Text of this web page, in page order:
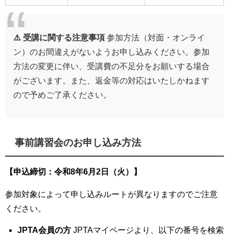
⚠️ 受講に関する注意事項 参加方法（対面・オンライ
ン）のお間違えがないようお申し込みください。参加
方法の変更に伴い、受講費の不足分をお願いする場合
がございます。また、返金等の対応はいたしかねます
ので予めご了承ください。
事前講習会のお申し込み方法
【申込締切：令和8年6月2日（火）】
参加対象によって申し込みルートが異なりますのでご注意
ください。
JPTA会員の方 JPTAマイページより、以下の番号を検索